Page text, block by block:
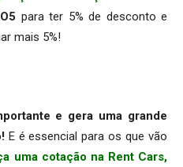
para ter 5% de desconto e
mais 5%!
e gera uma grande
E é essencial para os que vão
uma cotação na Rent Cars,